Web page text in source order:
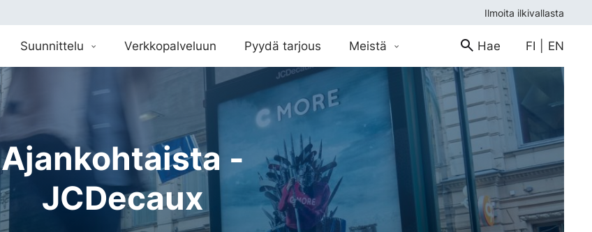
Ilmoita ilkivallasta
Suunnittelu Verkkopalveluun Pyydä tarjous Meistä Hae FI EN
Ajankohtaista -
JCDecaux